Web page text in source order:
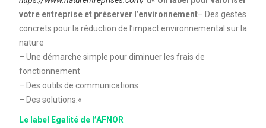
votre entreprise et préserver l’environnement– Des gestes
concrets pour la réduction de l’impact environnemental sur la
nature
– Une démarche simple pour diminuer les frais de
fonctionnement
– Des outils de communications
– Des solutions.«
Le label Egalité de l’AFNOR